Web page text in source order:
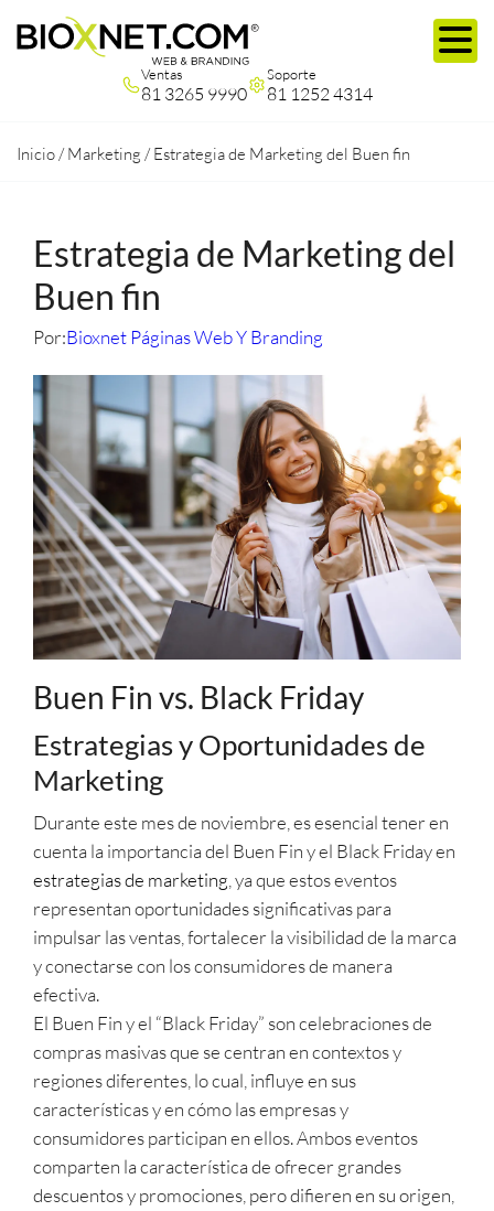
Ventas
81 3265 9990
Soporte
81 1252 4314
Inicio /Marketing /Estrategia de Marketing del Buen fin
Estrategia de Marketing del
Buen fin
Por:Bioxnet Páginas Web Y Branding
Buen Fin vs. Black Friday
Estrategias y Oportunidades de
Marketing
Durante este mes de noviembre, es esencial tener en
cuenta la importancia del Buen Fin y el Black Friday en
estrategias de marketing, ya que estos eventos
representan oportunidades significativas para
impulsar las ventas, fortalecer la visibilidad de la marca
y conectarse con los consumidores de manera
efectiva.
El Buen Fin y el “Black Friday” son celebraciones de
compras masivas que se centran en contextos y
regiones diferentes, lo cual, influye en sus
características y en cómo las empresas y
consumidores participan en ellos. Ambos eventos
comparten la característica de ofrecer grandes
descuentos y promociones, pero difieren en su origen,